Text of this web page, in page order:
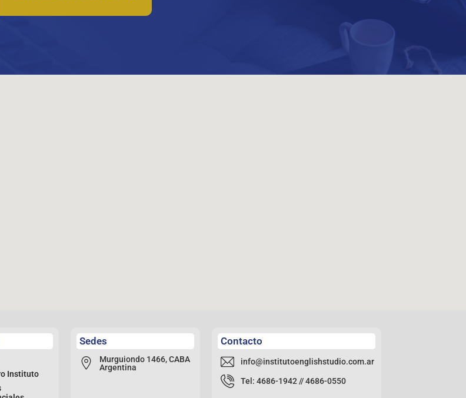
Instituto
Sedes
Murguiondo 1466, CABA
Argentina
Contacto
info@institutoenglishstudio.com.ar
Tel: 4686-1942 // 4686-0550